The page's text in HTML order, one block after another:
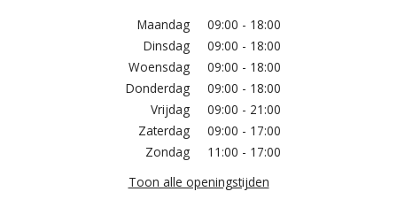
Maandag
09:00 - 18:00
Dinsdag
09:00 - 18:00
Woensdag
09:00 - 18:00
Donderdag
09:00 - 18:00
Vrijdag
09:00 - 21:00
Zaterdag
09:00 - 17:00
Zondag
11:00 - 17:00
Toon alle openingstijden